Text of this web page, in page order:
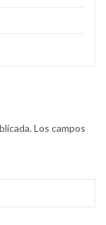
Los campos